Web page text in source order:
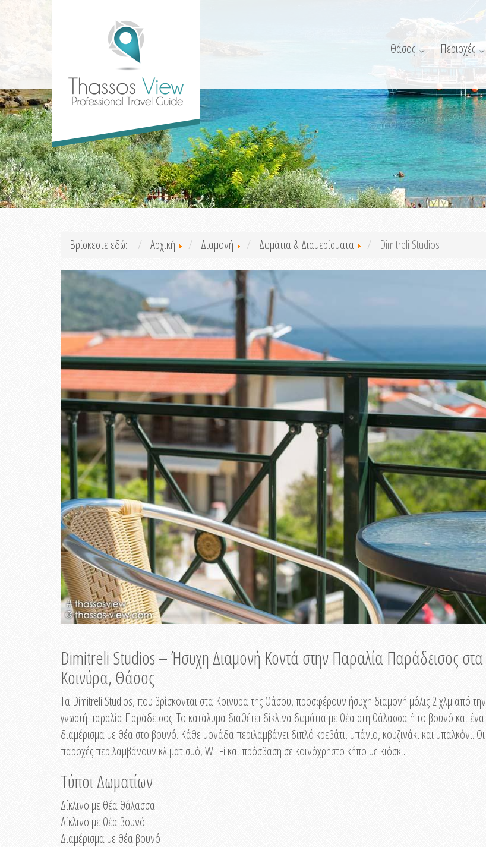
Θάσος Περιοχές
Βρίσκεστε εδώ: Αρχική Διαμονή Δωμάτια & Διαμερίσματα Dimitreli Studios
Dimitreli Studios – Ήσυχη Διαμονή Κοντά στην Παραλία Παράδεισος στα
Κοινύρα, Θάσος
Τα Dimitreli Studios, που βρίσκονται στα Κοινυρα της Θάσου, προσφέρουν ήσυχη διαμονή μόλις 2 χλμ από την
γνωστή παραλία Παράδεισος. Το κατάλυμα διαθέτει δίκλινα δωμάτια με θέα στη θάλασσα ή το βουνό και ένα
διαμέρισμα με θέα στο βουνό. Κάθε μονάδα περιλαμβάνει διπλό κρεβάτι, μπάνιο, κουζινάκι και μπαλκόνι. Οι
παροχές περιλαμβάνουν κλιματισμό, Wi-Fi και πρόσβαση σε κοινόχρηστο κήπο με κιόσκι.
Τύποι Δωματίων
Δίκλινο με θέα θάλασσα
Δίκλινο με θέα βουνό
Διαμέρισμα με θέα βουνό